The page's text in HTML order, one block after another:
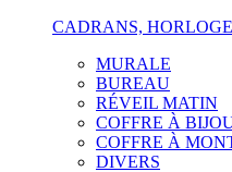
CADRANS,
MURALE
BUREAU
RÉVEIL MATIN
COFFRE À
COFFRE À
DIVERS